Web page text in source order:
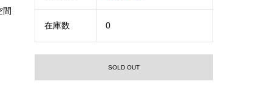
間
在庫数 0
SOLD OUT